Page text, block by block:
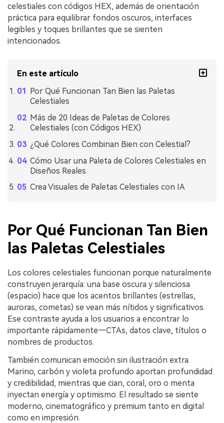
celestiales con códigos HEX, además de orientación
práctica para equilibrar fondos oscuros, interfaces
legibles y toques brillantes que se sienten
intencionados.
En este artículo
Por Qué Funcionan Tan Bien las Paletas
Celestiales
Más de 20 Ideas de Paletas de Colores
Celestiales (con Códigos HEX)
¿Qué Colores Combinan Bien con Celestial?
Cómo Usar una Paleta de Colores Celestiales en
Diseños Reales
Crea Visuales de Paletas Celestiales con IA
Por Qué Funcionan Tan Bien
las Paletas Celestiales
Los colores celestiales funcionan porque naturalmente
construyen jerarquía: una base oscura y silenciosa
(espacio) hace que los acentos brillantes (estrellas,
auroras, cometas) se vean más nítidos y significativos.
Ese contraste ayuda a los usuarios a encontrar lo
importante rápidamente—CTAs, datos clave, títulos o
nombres de productos.
También comunican emoción sin ilustración extra.
Marino, carbón y violeta profundo aportan profundidad
y credibilidad, mientras que cian, coral, oro o menta
inyectan energía y optimismo. El resultado se siente
moderno, cinematográfico y premium tanto en digital
como en impresión.